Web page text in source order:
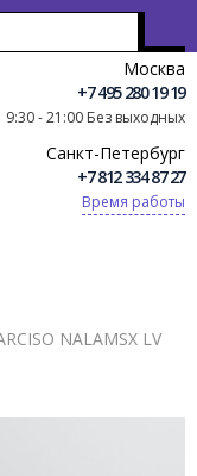
Москва
+7 495 280 19 19
9:30 - 21:00 Без выходных
Санкт-Петербург
+7 812 334 87 27
Время работы
NALAMSX LV